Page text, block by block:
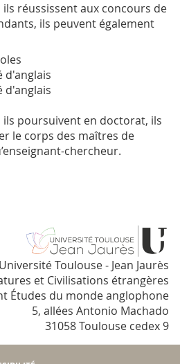
réussissent aux concours de
ils peuvent également
d'anglais
d'anglais
ils poursuivent en doctorat, ils
le corps des maîtres de
chercheur.
Université Toulouse - Jean Jaurès
et Civilisations étrangères
Études du monde anglophone
5, allées Antonio Machado
31058 Toulouse cedex 9